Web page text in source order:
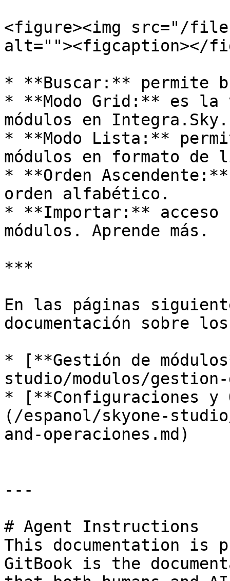
<figure><img src="/
alt=""><figcaption></
* **Buscar:** permite
* **Modo Grid:** es la
módulos en Integra.Sky.
* **Modo Lista:**
módulos en formato
* **Orden
orden alfabético.
* **Importar:** acceso
módulos. Aprende más.
***
En las páginas
documentación sobre
* [**Gestión de
studio/modulos/gestion-
* [**Configuraciones y
(/espanol/skyone-
and-operaciones.md)
---
# Agent Instructions
This documentation is
GitBook is the